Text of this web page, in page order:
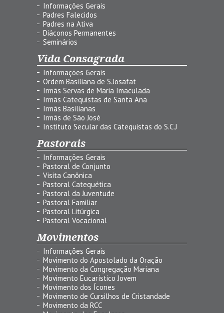
Informações Gerais
Padres Falecidos
Padres na Ativa
Diáconos Permanentes
Seminários
Vida Consagrada
Informações Gerais
Ordem Basiliana de S.Josafat
Irmãs Servas de Maria Imaculada
Irmãs Catequistas de Santa Ana
Irmãs Basilianas
Irmãs de São José
Instituto Secular das Catequistas do S.C.J
Pastorais
Informações Gerais
Pastoral de Conjunto
Visita Canônica
Pastoral Catequética
Pastoral da Juventude
Pastoral Familiar
Pastoral Litúrgica
Pastoral Vocacional
Movimentos
Informações Gerais
Movimento do Apostolado da Oração
Movimento da Congregação Mariana
Movimento Eucarístico Jovem
Movimento dos Ícones
Movimento de Cursilhos de Cristandade
Movimento da RCC